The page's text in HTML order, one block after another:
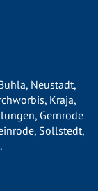
, Neustadt,
, Kraja,
, Gernrode
, Sollstedt,
.